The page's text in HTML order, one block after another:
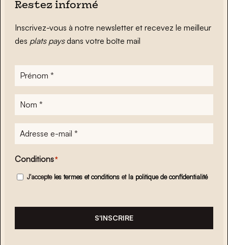
Restez informé
Inscrivez-vous à notre newsletter et recevez le meilleur
des plats paysdans votre boîte mail
Prénom
Nom
Adresse
e-
mail*
Conditions*
J'accepte les termes et conditions et la politique de confidentialité
S'INSCRIRE